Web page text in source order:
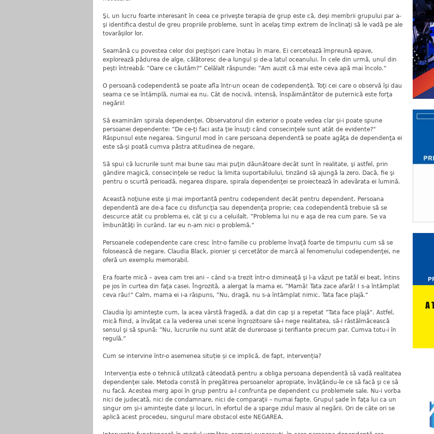
Şi, un lucru foarte interesant în ceea ce priveşte terapia de grup este că, deşi membrii grupului par a-
şi identifica destul de greu propriile probleme, sunt în acelaş timp extrem de înclinaţi să le vadă pe ale
tovarăşilor lor.
Seamănă cu povestea celor doi peştişori care înotau în mare. Ei cercetează împreună epave,
explorează pădurea de alge, călătoresc de-a lungul şi de-a latul oceanului. În cele din urmă, unul din
peşti întreabă: ”Oare ce căutăm?“ Celălalt răspunde: ”Am auzit că mai este ceva apă mai încolo.“
O persoană codependentă se poate afla într-un ocean de codependenţă. Toţi cei care o observă îşi dau
seama ce se întâmplă, numai ea nu. Cât de nocivă, intensă, înspăimântător de puternică este forţa
negării!
Să examinăm spirala dependenţei. Observatorul din exterior o poate vedea clar şi-i poate spune
persoanei dependente: ”De ce-ţi faci asta ţie însuţi când consecinţele sunt atât de evidente?“
Răspunsul este negarea. Singurul mod în care persoana dependentă se poate agăţa de dependenţa ei
este să-şi poată cumva păstra atitudinea de negare.
Să spui că lucrurile sunt mai bune sau mai puţin dăunătoare decât sunt în realitate, şi astfel, prin
gândire magică, consecinţele se reduc la limita suportabilului, tinzând să ajungă la zero. Dacă, fie şi
pentru o scurtă perioadă, negarea dispare, spirala dependenţei se proiectează în adevărata ei lumină.
Această noţiune este şi mai importantă pentru codependent decât pentru dependent. Persoana
dependentă are de-a face cu disfuncţia sau dependenţa proprie; cea codependentă trebuie să se
descurce atât cu problema ei, cât şi cu a celuilalt. ”Problema lui nu e aşa de rea cum pare. Se va
îmbunătăţi în curând. Iar eu n-am nici o problemă.“
Persoanele codependente care cresc într-o familie cu probleme învaţă foarte de timpuriu cum să se
folosească de negare. Claudia Black, pionier şi cercetător de marcă al fenomenului codependenţei, ne
oferă un exemplu memorabil.
Era foarte mică – avea cam trei ani – când s-a trezit într-o dimineaţă şi l-a văzut pe tatăl ei beat, întins
pe jos în curtea din faţa casei. Îngrozită, a alergat la mama ei. ”Mamă! Tata zace afară! I s-a întâmplat
ceva rău!“ Calm, mama ei i-a răspuns, ”Nu, dragă, nu s-a întâmplat nimic. Tata face plajă.“
Claudia îşi aminteşte cum, la acea vârstă fragedă, a dat din cap şi a repetat ”Tata face plajă“. Astfel,
mică fiind, a învăţat ca la vederea unei scene îngrozitoare să-i nege realitatea, să-i răstălmăcească
sensul şi să spună: ”Nu, lucrurile nu sunt atât de dureroase şi terifiante precum par. Cumva totu-i în
regulă.“
Cum se intervine într-o asemenea situție și ce implică, de fapt, intervenția?
Intervenţia este o tehnică utilizată câteodată pentru a obliga persoana dependentă să vadă realitatea
dependenţei sale. Metoda constă în pregătirea persoanelor apropiate, învăţându-le ce să facă şi ce să
nu facă. Acestea merg apoi în grup pentru a-l confrunta pe dependent cu problemele sale. Nu-i vorba
nici de judecată, nici de condamnare, nici de comparaţii – numai fapte. Grupul şade în faţa lui ca un
singur om şi-i aminteşte date şi locuri, în efortul de a sparge zidul masiv al negării. Ori de câte ori se
aplică acest procedeu, singurul mare obstacol este NEGAREA.